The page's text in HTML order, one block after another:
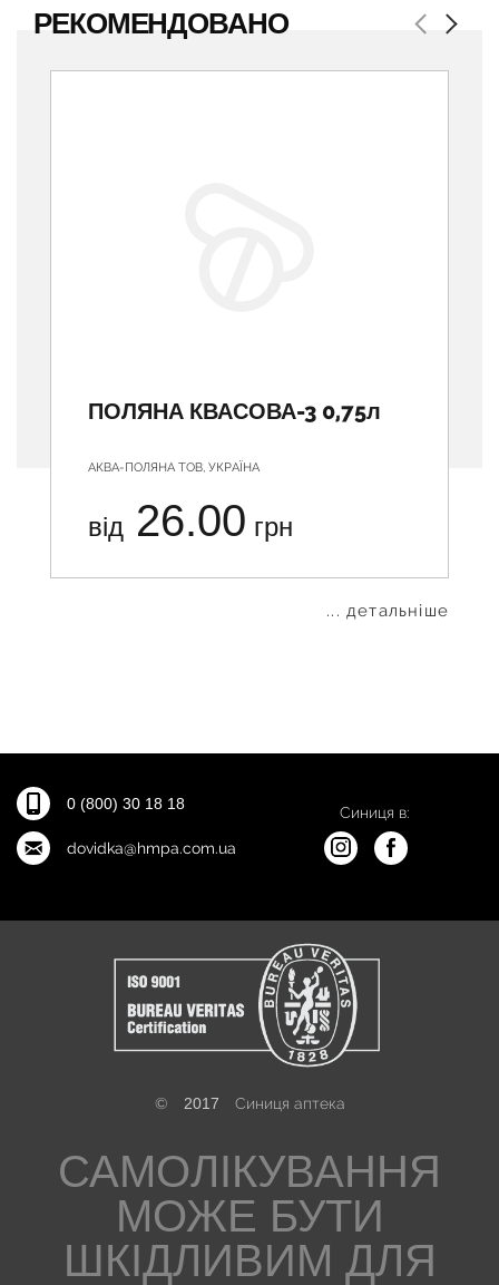
РЕКОМЕНДОВАНО Previous
ПОЛЯНА КВАСОВА-3 0,75л
АКВА-ПОЛЯНА ТОВ, УКРАЇНА
від 26.00 грн
... детальніше
Next
0 (800) 30 18 18
dovidka@hmpa.com.ua
Синиця в:
© 2017 Синиця аптека
САМОЛІКУВАННЯ
МОЖЕ БУТИ
ШКІДЛИВИМ ДЛЯ